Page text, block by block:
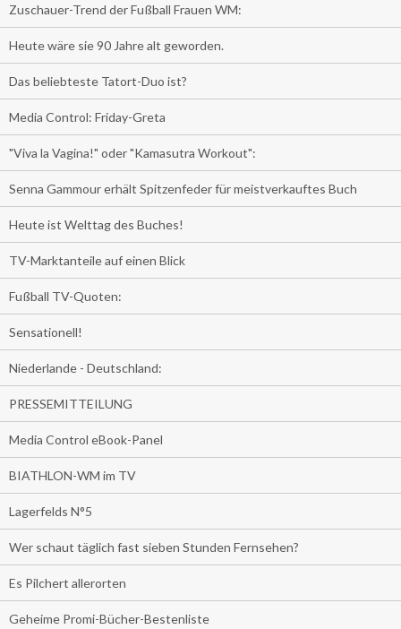
Zuschauer-Trend der Fußball Frauen WM:
Heute wäre sie 90 Jahre alt geworden.
Das beliebteste Tatort-Duo ist?
Media Control: Friday-Greta
"Viva la Vagina!" oder "Kamasutra Workout":
Senna Gammour erhält Spitzenfeder für meistverkauftes Buch
Heute ist Welttag des Buches!
TV-Marktanteile auf einen Blick
Fußball TV-Quoten:
Sensationell!
Niederlande - Deutschland:
PRESSEMITTEILUNG
Media Control eBook-Panel
BIATHLON-WM im TV
Lagerfelds N°5
Wer schaut täglich fast sieben Stunden Fernsehen?
Es Pilchert allerorten
Geheime Promi-Bücher-Bestenliste